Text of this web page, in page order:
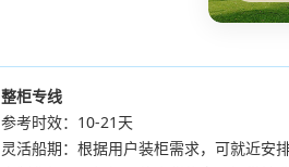
整柜专线
参考时效：10-21天
灵活船期：根据用户装柜需求，可就近安